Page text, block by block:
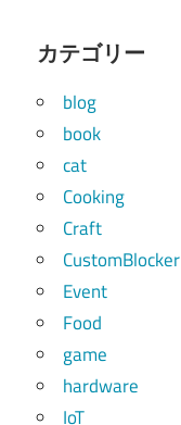
カテゴリー
blog
book
cat
Cooking
Craft
CustomBlocker
Event
Food
game
hardware
IoT